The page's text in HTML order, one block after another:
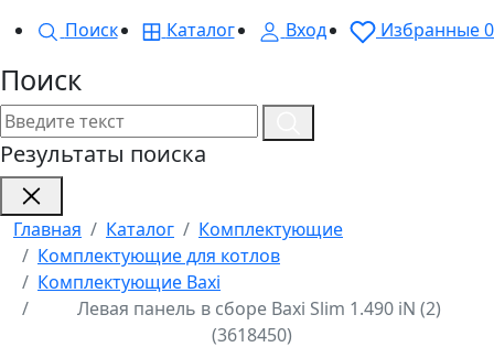
Поиск
Каталог Вход Избранные0
Поиск
Результаты поиска
Главная Каталог
Комплектующие
Комплектующие для котлов
Комплектующие Baxi
Левая панель в сборе Baxi Slim 1.490 iN (2)
(3618450)